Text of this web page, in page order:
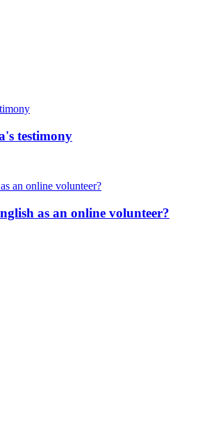
testimony
as an online volunteer?